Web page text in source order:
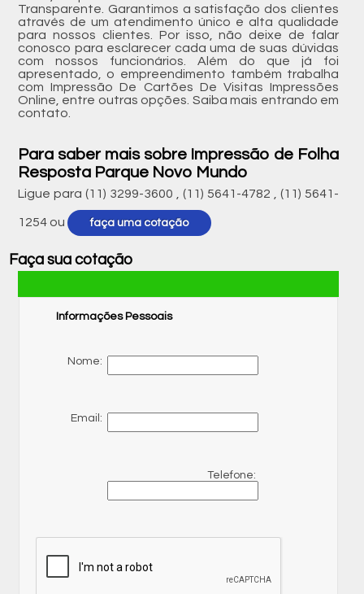
Transparente. Garantimos a satisfação dos clientes
através de um atendimento único e alta qualidade
para nossos clientes. Por isso, não deixe de falar
conosco para esclarecer cada uma de suas dúvidas
com nossos funcionários. Além do que já foi
apresentado, o empreendimento também trabalha
com Impressão De Cartões De Visitas Impressões
Online, entre outras opções. Saiba mais entrando em
contato.
Para saber mais sobre Impressão de Folha
Resposta Parque Novo Mundo
Ligue para (11) 3299-3600 ,(11) 5641-4782 ,(11) 5641-
1254 ou faça uma cotação
Faça sua cotação
Informações Pessoais
Nome:
Email:
Telefone: